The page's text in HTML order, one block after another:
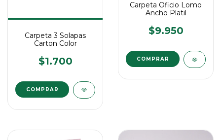
Carpeta 3 Solapas
Carton Color
$1.700
COMPRAR
Carpeta Oficio Lomo
Ancho Platil
$9.950
COMPRAR